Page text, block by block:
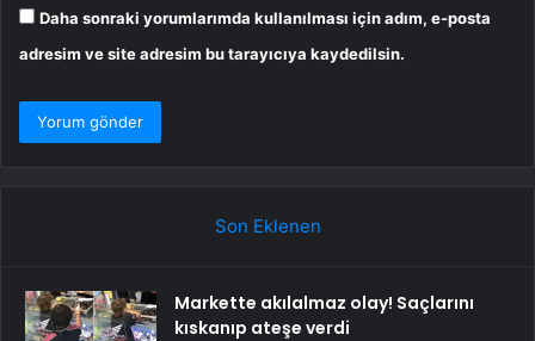
Daha sonraki yorumlarımda kullanılması için adım, e-posta
adresim ve site adresim bu tarayıcıya kaydedilsin.
Son Eklenen
Markette akılalmaz olay! Saçlarını
kıskanıp ateşe verdi